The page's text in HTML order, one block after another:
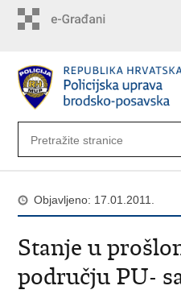
Objavljeno: 17.01.2011.
Stanje u
području PU-